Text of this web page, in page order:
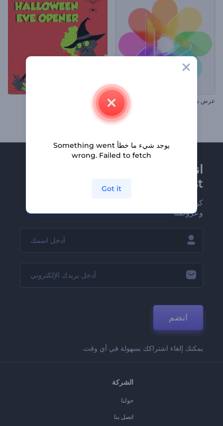
عرض شعار الزجاج السائل افتتاحية عشية الهالوين
انضم إلى نشرة
Renderforest الإخبارية
كن من بين أوائل من يستلمون أحدث أخبارنا
وعروضنا
انضم
يمكنك إلغاء اشتراكك بسهولة في أي وقت.
الشركة
حولنا
اتصل بنا
يوجد شيء ما خطأ Something went
wrong. Failed to fetch
Got it